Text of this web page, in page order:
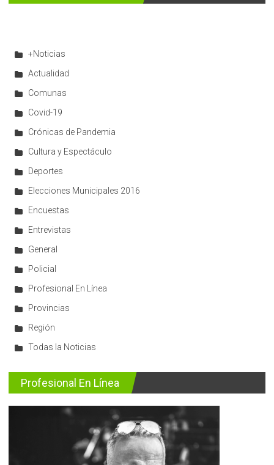
+Noticias
Actualidad
Comunas
Covid-19
Crónicas de Pandemia
Cultura y Espectáculo
Deportes
Elecciones Municipales 2016
Encuestas
Entrevistas
General
Policial
Profesional En Línea
Provincias
Región
Todas la Noticias
Profesional En Línea